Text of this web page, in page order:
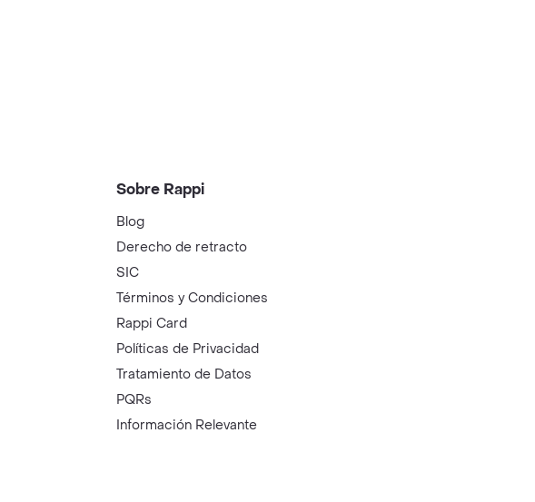
Sobre Rappi
Blog
Derecho de retracto
SIC
Términos y Condiciones
Rappi Card
Políticas de Privacidad
Tratamiento de Datos
PQRs
Información Relevante